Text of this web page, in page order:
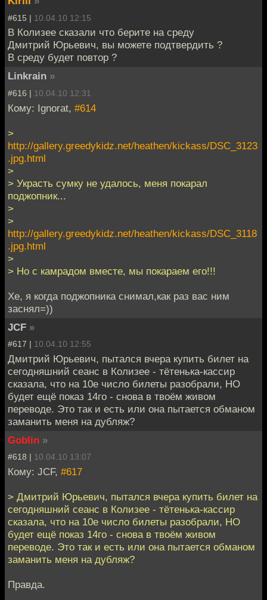
#615 | 10.04.10 12:15
В Колизее сказали что берите на среду
Дмитрий Юрьевич, вы можете подтвердить ?
В среду будет повтор ?
Linkrain »
#616 | 10.04.10 12:31
Кому: Ignorat, #614
>
http://gallery.greedykidz.net/heathen/kickass/DSC_3123
.jpg.html
>
> Украсть сумку не удалось, меня покарал
поджопник...
>
>
http://gallery.greedykidz.net/heathen/kickass/DSC_3118
.jpg.html
>
> Но с камрадом вместе, мы покараем его!!!
Хе, я когда поджопника снимал,как раз вас ним
заснял=))
JCF »
#617 | 10.04.10 12:55
Дмитрий Юрьевич, пытался вчера купить билет на
сегодняшний сеанс в Колизее - тётенька-кассир
сказала, что на 10е число билеты разобрали, НО
будет ещё показ 14го - снова в твоём живом
переводе. Это так и есть или она пытается обманом
заманить меня на дубляж?
Goblin »
#618 | 10.04.10 13:07
Кому: JCF, #617
> Дмитрий Юрьевич, пытался вчера купить билет на
сегодняшний сеанс в Колизее - тётенька-кассир
сказала, что на 10е число билеты разобрали, НО
будет ещё показ 14го - снова в твоём живом
переводе. Это так и есть или она пытается обманом
заманить меня на дубляж?
Правда.